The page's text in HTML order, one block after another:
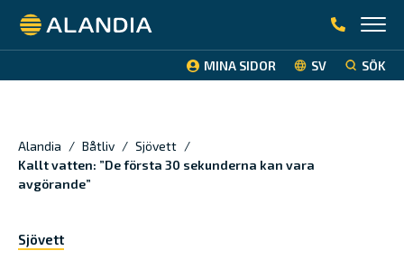
Alandia
MINA SIDOR SV SÖK
Alandia / Båtliv / Sjövett /
Kallt vatten: ”De första 30 sekunderna kan vara
avgörande”
Sjövett